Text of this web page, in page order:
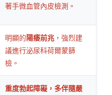
著手微血管內皮檢測。
明顯的陽痿前兆 ，強烈建
議進行泌尿科荷爾蒙篩
檢。
重度勃起障礙，多伴隨嚴